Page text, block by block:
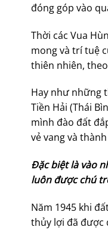
đóng góp vào
Thời các Vua
mong và trí tuệ
thiên nhiên,
Hay như những
Tiền Hải (Thái
mình đào đất
vẻ vang và
Đặc biệt là vào
luôn được chú
Năm 1945 khi
thủy lợi đã được